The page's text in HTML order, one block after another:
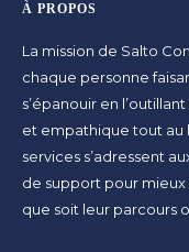
À PROPOS
La mission de Salto
chaque personne
s’épanouir en
et empathique tout au
services s’adressent
de support pour
que soit leur parcours